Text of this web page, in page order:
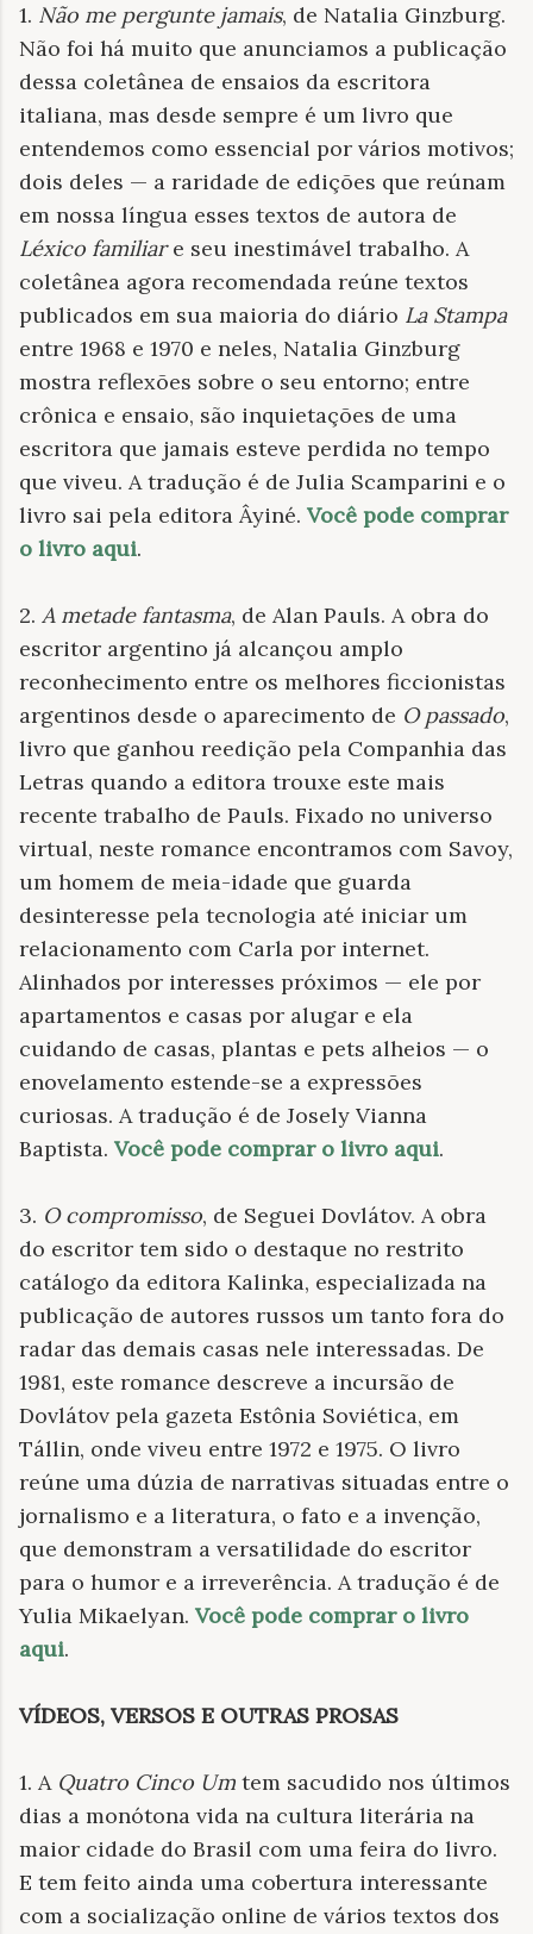
1. Não me pergunte jamais, de Natalia Ginzburg.
Não foi há muito que anunciamos a publicação
dessa coletânea de ensaios da escritora
italiana, mas desde sempre é um livro que
entendemos como essencial por vários motivos;
dois deles — a raridade de edições que reúnam
em nossa língua esses textos de autora de
Léxico familiare seu inestimável trabalho. A
coletânea agora recomendada reúne textos
publicados em sua maioria do diário La Stampa
entre 1968 e 1970 e neles, Natalia Ginzburg
mostra reflexões sobre o seu entorno; entre
crônica e ensaio, são inquietações de uma
escritora que jamais esteve perdida no tempo
que viveu. A tradução é de Julia Scamparini e o
livro sai pela editora Âyiné. Você pode comprar
o livro aqui.
2. A metade fantasma, de Alan Pauls. A obra do
escritor argentino já alcançou amplo
reconhecimento entre os melhores ficcionistas
argentinos desde o aparecimento de O passado,
livro que ganhou reedição pela Companhia das
Letras quando a editora trouxe este mais
recente trabalho de Pauls. Fixado no universo
virtual, neste romance encontramos com Savoy,
um homem de meia-idade que guarda
desinteresse pela tecnologia até iniciar um
relacionamento com Carla por internet.
Alinhados por interesses próximos — ele por
apartamentos e casas por alugar e ela
cuidando de casas, plantas e pets alheios — o
enovelamento estende-se a expressões
curiosas. A tradução é de Josely Vianna
Baptista. Você pode comprar o livro aqui.
3. O compromisso, de Seguei Dovlátov. A obra
do escritor tem sido o destaque no restrito
catálogo da editora Kalinka, especializada na
publicação de autores russos um tanto fora do
radar das demais casas nele interessadas. De
1981, este romance descreve a incursão de
Dovlátov pela gazeta Estônia Soviética, em
Tállin, onde viveu entre 1972 e 1975. O livro
reúne uma dúzia de narrativas situadas entre o
jornalismo e a literatura, o fato e a invenção,
que demonstram a versatilidade do escritor
para o humor e a irreverência. A tradução é de
Yulia Mikaelyan. Você pode comprar o livro
aqui.
VÍDEOS, VERSOS E OUTRAS PROSAS
1. A Quatro Cinco Um tem sacudido nos últimos
dias a monótona vida na cultura literária na
maior cidade do Brasil com uma feira do livro.
E tem feito ainda uma cobertura interessante
com a socialização online de vários textos dos